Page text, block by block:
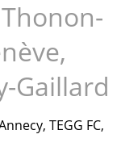
Gaillard
TEGG FC,